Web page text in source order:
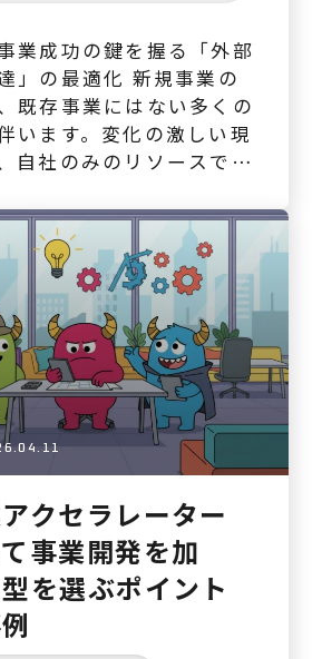
業成功の鍵を握る「外部
」の最適化 新規事業の
既存事業にはない多くの
います。変化の激しい現
自社のみのリソースで全
の無駄につながりかねま
重要となるのが、外部の
を戦略的に活用する外部
です。単にコストの安さ
なく、事業の成長を加速
ンダー活用をい…
クセラレーター
事業開発を加
を選ぶポイント